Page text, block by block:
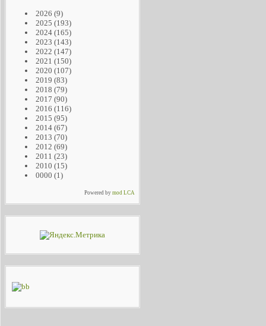
2026 (9)
2025 (193)
2024(165)
2023 (143)
2022 (147)
2021 (150)
2020 (107)
2019 (83)
2018 (79)
2017 (90)
2016 (116)
2015 (95)
2014(67)
2013 (70)
2012 (69)
2011 (23)
2010 (15)
0000 (1)
Powered bymod LCA